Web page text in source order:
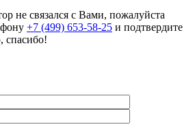
не связался с Вами, пожалуйста
+7 (499) 653-58-25 и подтвердите
спасибо!